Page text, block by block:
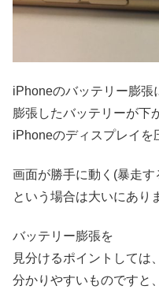
iPhoneのバッテリー膨張
膨張したバッテリーが下
iPhoneのディスプレイを
画面が勝手に動く(暴走す
という場合は大いにあり
バッテリー膨張を
見分けるポイントしては、
分かりやすいものですと、